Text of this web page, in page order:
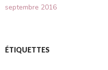
septembre 2016
ÉTIQUETTES